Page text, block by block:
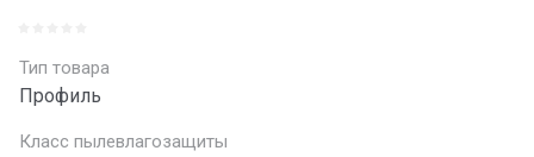
Тип товара
Профиль
Класс пылевлагозащиты